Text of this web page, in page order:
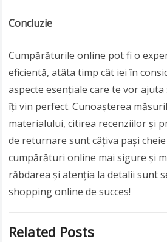
Concluzie
Cumpărăturile online pot fi o
eficientă, atâta timp cât iei în
aspecte esențiale care te vor
îți vin perfect. Cunoașterea
materialului, citirea recenziilor și
de returnare sunt câțiva pași
cumpărături online mai sigure și
răbdarea și atenția la detalii sunt
shopping online de succes!
Related Posts